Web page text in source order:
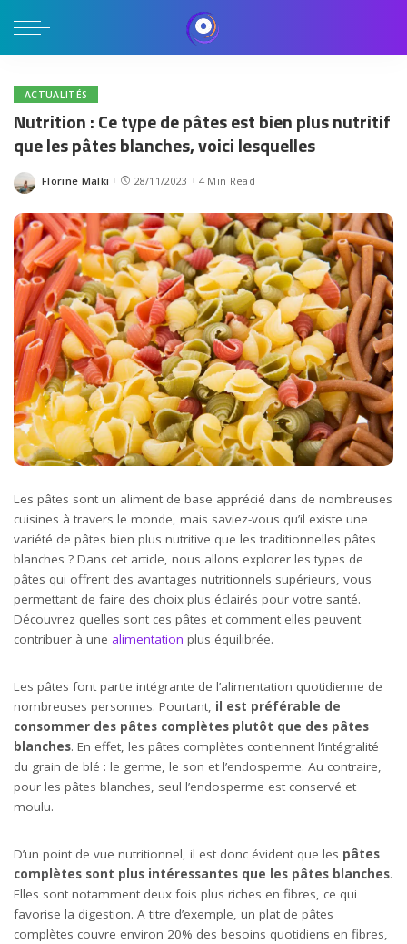
ACTUALITÉS
Nutrition : Ce type de pâtes est bien plus nutritif
que les pâtes blanches, voici lesquelles
Posted
Florine Malki 28/11/2023 4 Min Read
Les pâtes sont un aliment de base apprécié dans de nombreuses
cuisines à travers le monde, mais saviez-vous qu’il existe une
variété de pâtes bien plus nutritive que les traditionnelles pâtes
blanches ? Dans cet article, nous allons explorer les types de
pâtes qui offrent des avantages nutritionnels supérieurs, vous
permettant de faire des choix plus éclairés pour votre santé.
Découvrez quelles sont ces pâtes et comment elles peuvent
contribuer à une alimentation plus équilibrée.
Les pâtes font partie intégrante de l’alimentation quotidienne de
nombreuses personnes. Pourtant, il est préférable de
consommer des pâtes complètes plutôt que des pâtes
blanches. En effet, les pâtes complètes contiennent l’intégralité
du grain de blé : le germe, le son et l’endosperme. Au contraire,
pour les pâtes blanches, seul l’endosperme est conservé et
moulu.
D’un point de vue nutritionnel, il est donc évident que les pâtes
complètes sont plus intéressantes que les pâtes blanches.
Elles sont notamment deux fois plus riches en fibres, ce qui
favorise la digestion. A titre d’exemple, un plat de pâtes
complètes couvre environ 20% des besoins quotidiens en fibres,